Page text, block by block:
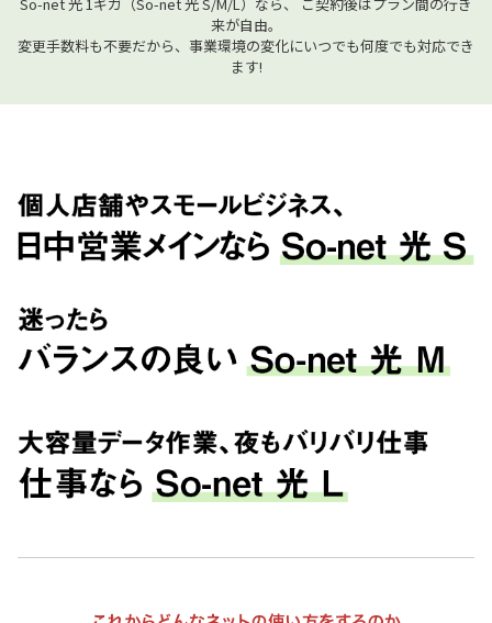
来が自由。
変更手数料も不要だから、事業環境の変化にいつでも何度でも対応でき
ます!